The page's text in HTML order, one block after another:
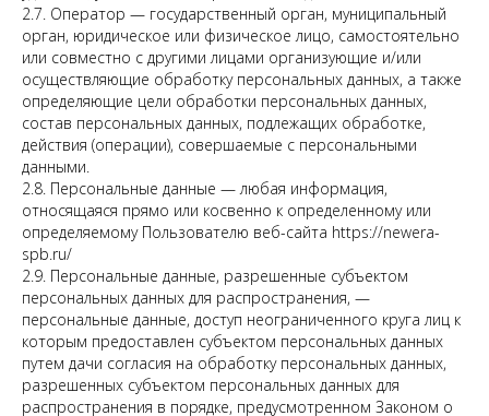
2.7. Оператор — государственный орган, муниципальный
орган, юридическое или физическое лицо, самостоятельно
или совместно с другими лицами организующие и/или
осуществляющие обработку персональных данных, а также
определяющие цели обработки персональных данных,
состав персональных данных, подлежащих обработке,
действия (операции), совершаемые с персональными
данными.
2.8. Персональные данные — любая информация,
относящаяся прямо или косвенно к определенному или
определяемому Пользователю веб-сайта https://newera-
spb.ru/
2.9. Персональные данные, разрешенные субъектом
персональных данных для распространения, —
персональные данные, доступ неограниченного круга лиц к
которым предоставлен субъектом персональных данных
путем дачи согласия на обработку персональных данных,
разрешенных субъектом персональных данных для
распространения в порядке, предусмотренном Законом о